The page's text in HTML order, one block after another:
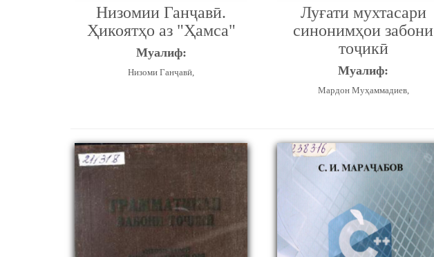
Низомии Ганҷавӣ.
Ҳикоятҳо аз "Ҳамса"
Муалиф:
Низоми Ганҷавӣ,
Луғати мухтасари
синонимҳои забони
тоҷикӣ
Муалиф:
Мардон Муҳаммадиев,